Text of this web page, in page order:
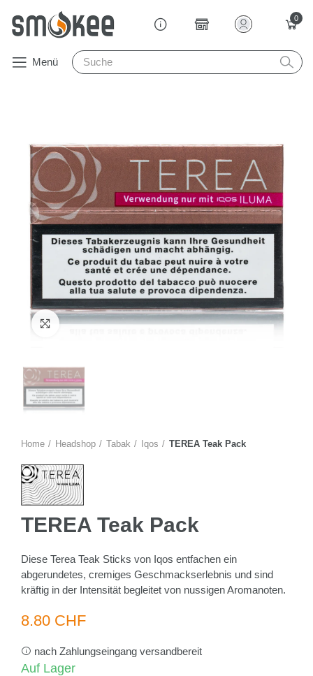
0
Menü
Zum Vergrössern anklicken
Home Headshop Tabak Iqos TEREA Teak Pack
TEREA Teak Pack
Diese Terea Teak Sticks von Iqos entfachen ein
abgerundetes, cremiges Geschmackserlebnis und sind
kräftig in der Intensität begleitet von nussigen Aromanoten.
8.80 CHF
nach Zahlungseingang versandbereit
Auf Lager